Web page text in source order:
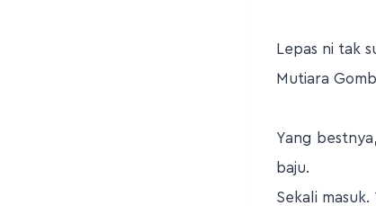
Lepas ni tak
Mutiara
Yang
baju.
Sekali masuk.